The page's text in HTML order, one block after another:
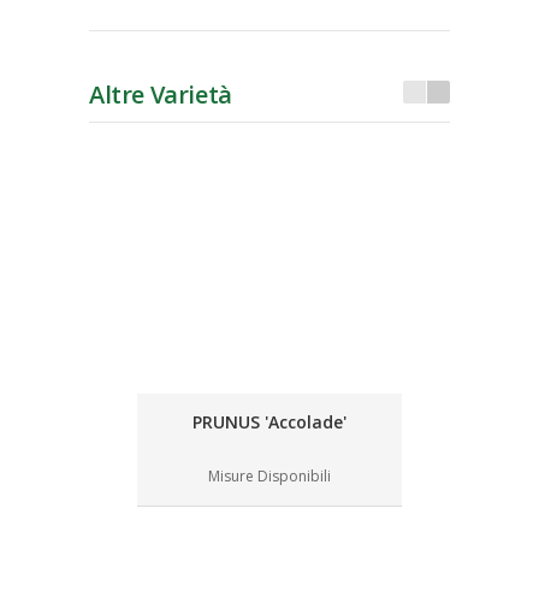
Altre Varietà
PRUNUS 'Accolade'
Misure Disponibili